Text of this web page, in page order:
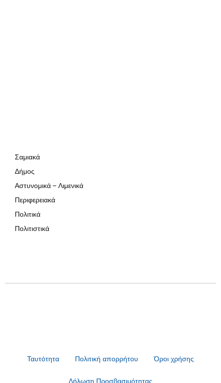
Σαμιακά
Δήμος
Αστυνομικά – Λιμενικά
Περιφερειακά
Πολιτικά
Πολιτιστικά
Ταυτότητα Πολιτική απορρήτου Όροι χρήσης
Δήλωση Προσβασιμότητας